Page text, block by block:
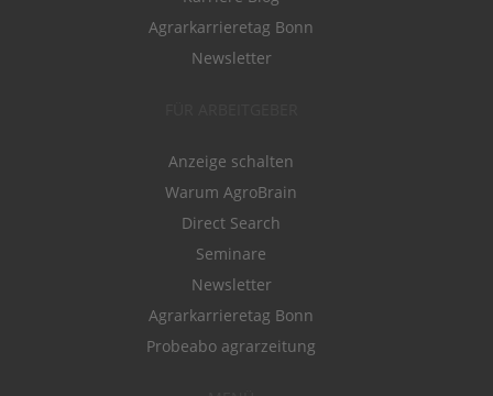
Agrarkarrieretag Bonn
Newsletter
Anzeige schalten
Warum AgroBrain
Direct Search
Seminare
Newsletter
Agrarkarrieretag Bonn
Probeabo agrarzeitung